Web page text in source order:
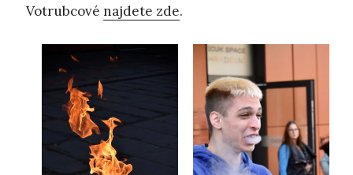
Votrubcové najdete zde.